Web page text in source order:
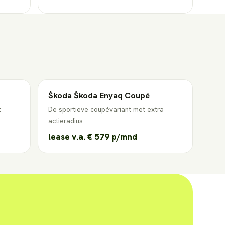
Škoda Škoda Enyaq Coupé
De sportieve coupévariant met extra
actieradius
lease v.a.€ 579p/mnd